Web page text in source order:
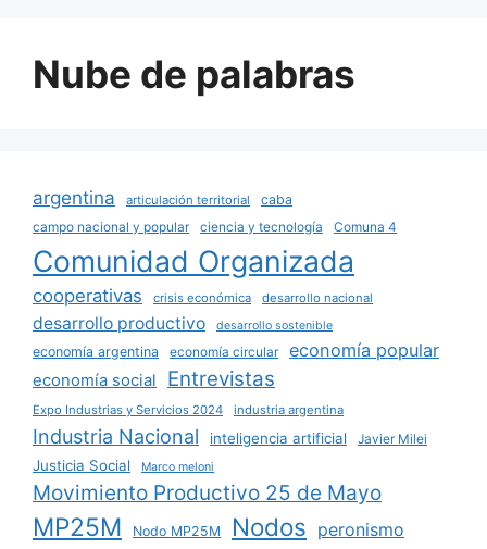
Nube de palabras
argentina articulación territorial
caba
campo nacional y popular
ciencia y tecnología Comuna 4
Comunidad Organizada
cooperativas crisis económica desarrollo nacional
desarrollo productivo desarrollo sostenible
economía argentina economía circular economía popular
economía social Entrevistas
Expo Industrias y Servicios 2024 industria argentina
Industria Nacional inteligencia artificial Javier Milei
Justicia Social Marco meloni
Movimiento Productivo 25 de Mayo
MP25M Nodo MP25M Nodos peronismo